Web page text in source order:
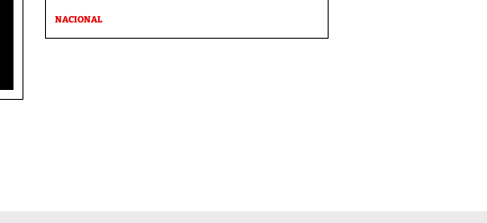
NACIONAL